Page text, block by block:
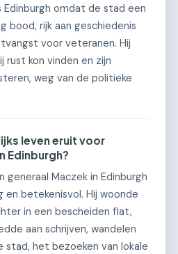
Edinburgh omdat de stad een
bood, rijk aan geschiedenis
voor veteranen. Hij
rust kon vinden en zijn
weg van de politieke
leven eruit voor
Edinburgh?
generaal Maczek in Edinburgh
en betekenisvol. Hij woonde
in een bescheiden flat,
aan schrijven, wandelen
het bezoeken van lokale